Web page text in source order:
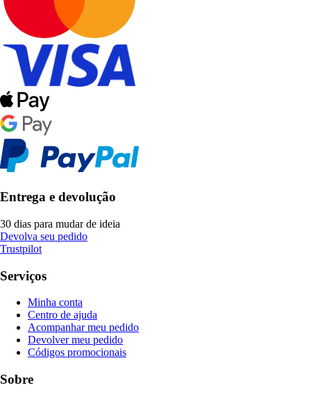
Entrega e devolução
30 dias para mudar de ideia
Devolva seu pedido
Trustpilot
Serviços
Minha conta
Centro de ajuda
Acompanhar meu pedido
Devolver meu pedido
Códigos promocionais
Sobre